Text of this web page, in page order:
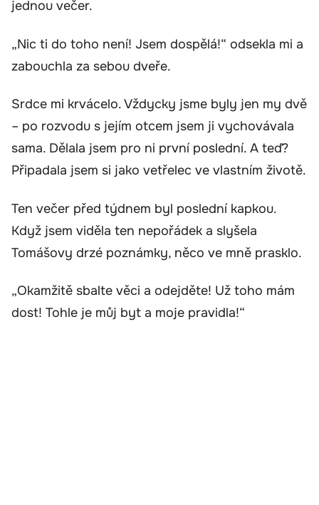
jednou večer.
„Nic ti do toho není! Jsem dospělá!“ odsekla mi a
zabouchla za sebou dveře.
Srdce mi krvácelo. Vždycky jsme byly jen my dvě
– po rozvodu s jejím otcem jsem ji vychovávala
sama. Dělala jsem pro ni první poslední. A teď?
Připadala jsem si jako vetřelec ve vlastním životě.
Ten večer před týdnem byl poslední kapkou.
Když jsem viděla ten nepořádek a slyšela
Tomášovy drzé poznámky, něco ve mně prasklo.
„Okamžitě sbalte věci a odejděte! Už toho mám
dost! Tohle je můj byt a moje pravidla!“